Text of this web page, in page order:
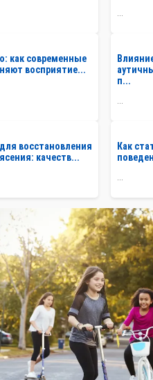
...
как современные
восприятие...
п...
восстановления
качеств...
Как